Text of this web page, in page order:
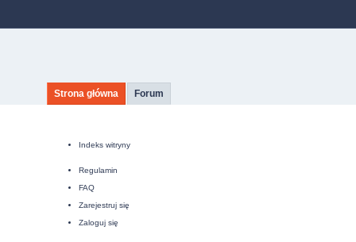
Strona główna Forum
Indeks witryny
Regulamin
FAQ
Zarejestruj się
Zaloguj się